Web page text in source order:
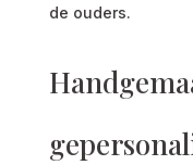
de ouders.